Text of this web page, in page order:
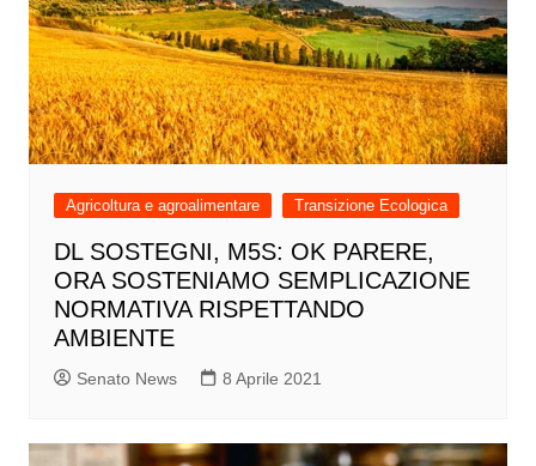
Agricoltura e agroalimentare Transizione Ecologica
DL SOSTEGNI, M5S: OK PARERE,
ORA SOSTENIAMO SEMPLICAZIONE
NORMATIVA RISPETTANDO
AMBIENTE
Senato News 8 Aprile 2021